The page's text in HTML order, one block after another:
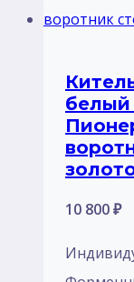
белый
10 800₽